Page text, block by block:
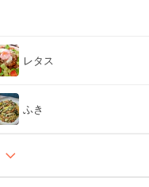
レタス
ふき